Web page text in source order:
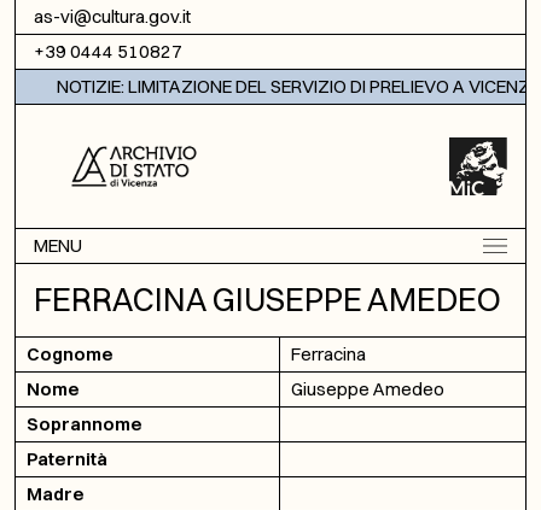
Vai al contenuto
as-vi@cultura.gov.it
+39 0444 510827
NOTIZIE: LIMITAZIONE DEL SERVIZIO DI PRELIEVO A VICENZA
MENU
FERRACINA GIUSEPPE AMEDEO
Cognome
Ferracina
Nome
Giuseppe Amedeo
Soprannome
Paternità
Madre